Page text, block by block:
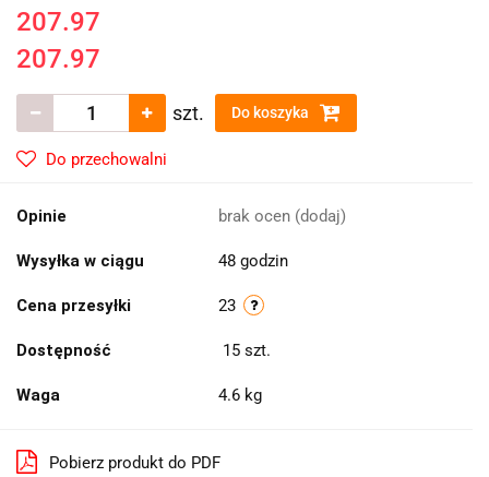
207.97
207.97
szt. Do koszyka
Do przechowalni
Opinie brak ocen (dodaj)
Wysyłka w ciągu 48 godzin
Cena przesyłki 23
Dostępność 15 szt.
Waga 4.6 kg
Pobierz produkt do PDF